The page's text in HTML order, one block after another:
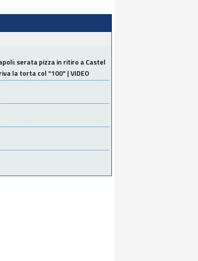
serata pizza in ritiro a Castel
la torta col "100" | VIDEO